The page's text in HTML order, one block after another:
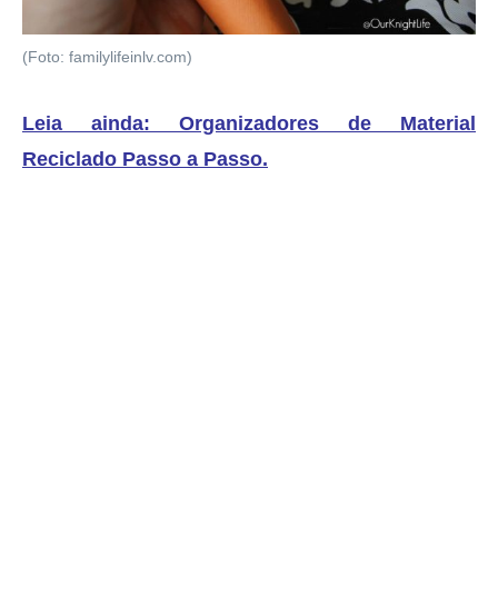
(Foto: familylifeinlv.com)
Leia ainda: Organizadores de Material
Reciclado Passo a Passo.